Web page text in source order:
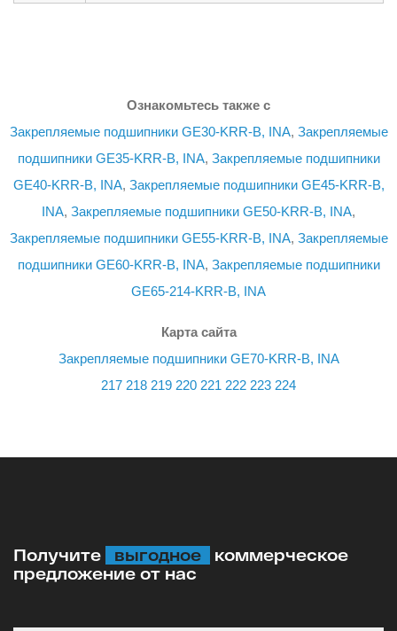
Ознакомьтесь также с
Закрепляемые подшипники GE30-KRR-B, INA, Закрепляемые
подшипники GE35-KRR-B, INA, Закрепляемые подшипники
GE40-KRR-B, INA, Закрепляемые подшипники GE45-KRR-B,
INA, Закрепляемые подшипники GE50-KRR-B, INA,
Закрепляемые подшипники GE55-KRR-B, INA, Закрепляемые
подшипники GE60-KRR-B, INA, Закрепляемые подшипники
GE65-214-KRR-B, INA
Карта сайта
Закрепляемые подшипники GE70-KRR-B, INA
217 218 219 220 221 222 223 224
Получите выгодное
коммерческое
предложение от нас